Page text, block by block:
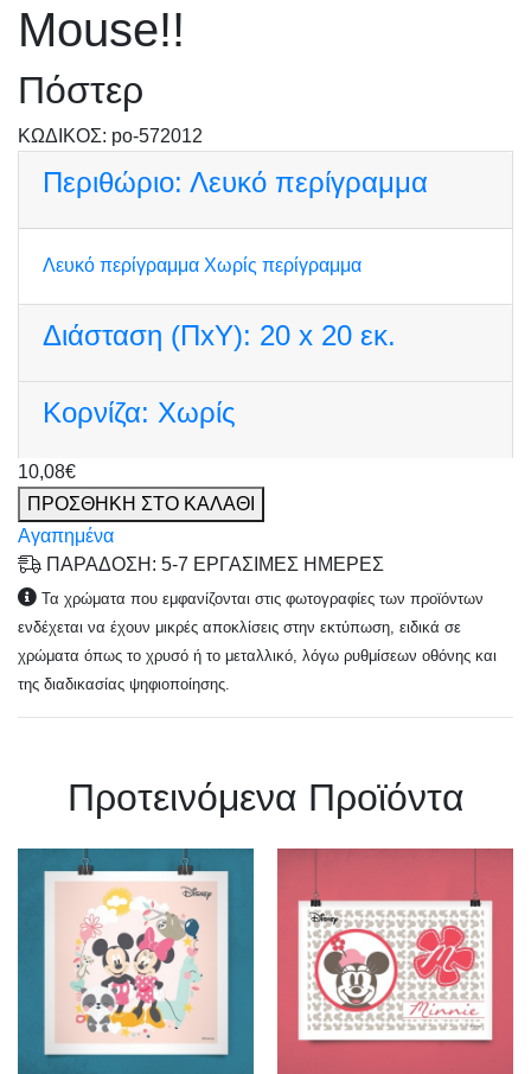
Mouse!!
Πόστερ
KΩΔΙΚΟΣ: po-572012
Περιθώριο: Λευκό περίγραμμα
Λευκό περίγραμμα Χωρίς περίγραμμα
Διάσταση (ΠxΥ): 20 x 20 εκ.
Κορνίζα: Χωρίς
10,08€
ΠΡΟΣΘΗΚΗ ΣΤΟ ΚΑΛΑΘΙ
Αγαπημένα
ΠΑΡΑΔΟΣΗ: 5-7 ΕΡΓΑΣΙΜΕΣ ΗΜΕΡΕΣ
Τα χρώματα που εμφανίζονται στις φωτογραφίες των προϊόντων
ενδέχεται να έχουν μικρές αποκλίσεις στην εκτύπωση, ειδικά σε
χρώματα όπως το χρυσό ή το μεταλλικό, λόγω ρυθμίσεων οθόνης και
της διαδικασίας ψηφιοποίησης.
Πρoτεινόμενα Προϊόντα